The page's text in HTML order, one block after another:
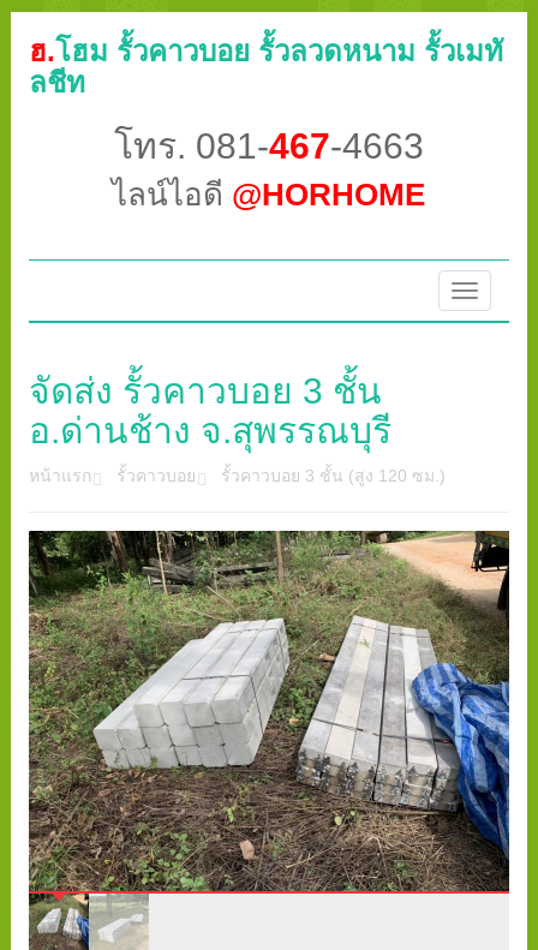
ฮ.โฮม รั้วคาวบอย รั้วลวดหนาม รั้วเมทั
ลชีท
โทร. 081-467-4663
ไลน์ไอดี @HORHOME
Toggle
จัดส่ง รั้วคาวบอย 3 ชั้น
อ.ด่านช้าง จ.สุพรรณบุรี
หน้าแรก รั้วคาวบอย รั้วคาวบอย 3 ชั้น (สูง 120 ซม.)